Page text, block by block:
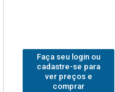
Faça seu login ou
cadastre-se para
ver preços e
comprar